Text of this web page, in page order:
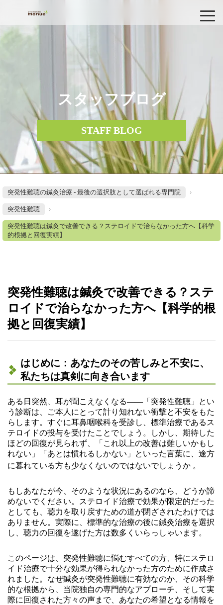
スタッフブログ
STAFF BLOG
突発性難聴の鍼灸治療 - 最後の選択肢として選ばれる専門院 ›
突発性難聴 ›
突発性難聴は鍼灸で改善できる？ステロイドで治らなかった方へ【科学
的根拠と回復実績】
突発性難聴は鍼灸で改善できる？ステ
ロイドで治らなかった方へ【科学的根
拠と回復実績】
はじめに：あなたのその苦しみと不安に、
私たちは真剣に向き合います
ある日突然、耳が聞こえなくなる——「突発性難聴」とい
う診断は、ご本人にとって計り知れない衝撃と不安をもた
らします。すぐに耳鼻咽喉科を受診し、標準治療であるス
テロイドの投与を受けたことでしょう。しかし、期待した
ほどの回復が見られず、「これ以上の改善は難しいかもし
れない」「あとは慣れるしかない」といった言葉に、途方
に暮れている方も少なくないのではないでしょうか 。
もしあなたが今、そのような状況にあるのなら、どうか諦
めないでください。ステロイド治療で効果が限定的だった
としても、聴力を取り戻すための道が閉ざされたわけでは
ありません。実際に、標準的な治療の後に鍼灸治療を選択
し、聴力の回復を遂げた方は数多くいらっしゃいます。
このページは、突発性難聴に悩むすべての方、特にステロ
イド治療で十分な効果が得られなかった方のために作成さ
れました。なぜ鍼灸が突発性難聴に有効なのか、その科学
的な根拠から、当院独自の専門的なアプローチ、そして実
際に回復された方々の声まで、あなたの希望となる情報を